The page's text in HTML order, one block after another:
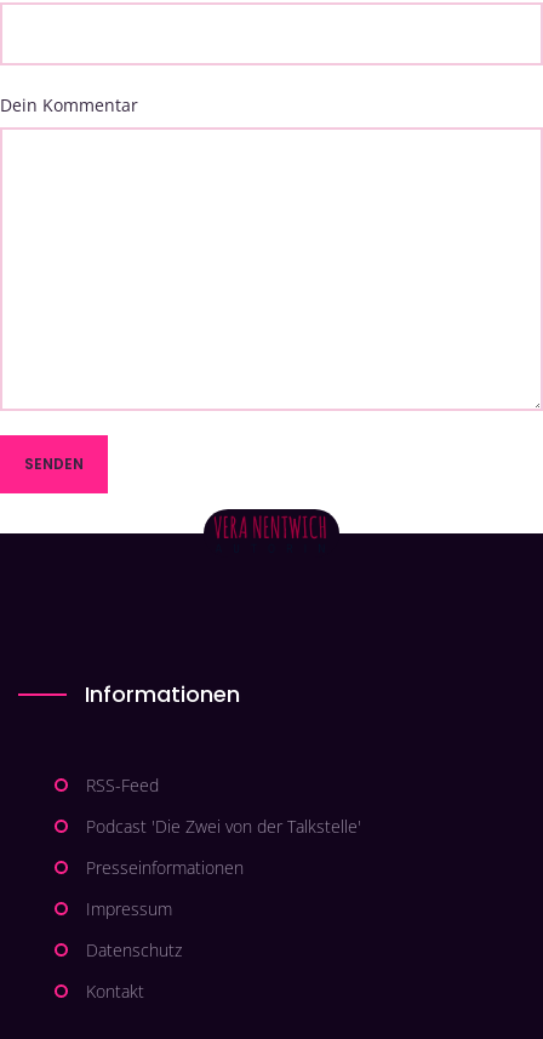
Dein Kommentar
Informationen
RSS-Feed
Podcast 'Die Zwei von der Talkstelle'
Presseinformationen
Impressum
Datenschutz
Kontakt